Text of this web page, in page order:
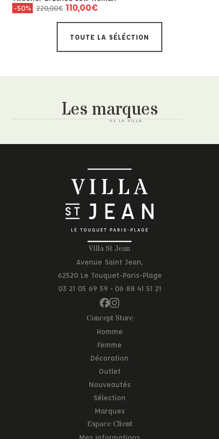
-50% 220,00€ 110,00€
TOUTE LA SÉLÉCTION
Les marques
Villa St Jean
Avenue Saint Jean,
62520 Le Touquet-Paris-Plage
03 21 05 69 59 • 06 88 41 51 21
Concept Store
Homme
Femme
Décoration
Outlet
Nouveautés
Sélection
Marques
Espace Client